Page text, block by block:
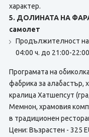
характер.
5. ДОЛИНАТА НА
самолет
Продължителност на
04:00 ч. до 21:00-
Програмата на
фабрика за алабастър,
кралица Хатшепсут
Мемнон, храмовия
в традиционен
Цени: Възрастен - 325